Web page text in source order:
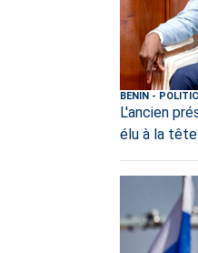
BENIN -
L'ancien
élu à la